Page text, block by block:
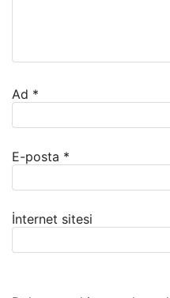
Ad *
E-posta *
İnternet sitesi